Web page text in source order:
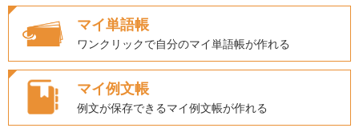
マイ単語帳
ワンクリックで自分のマイ単語帳が作れる
マイ例文帳
例文が保存できるマイ例文帳が作れる